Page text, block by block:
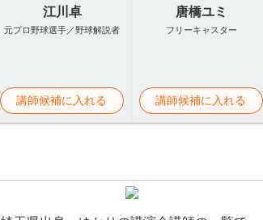
江川卓
元プロ野球選手／野球解説者
講師候補に入れる
唐橋ユミ
フリーキャスター
講師候補に入れる